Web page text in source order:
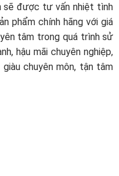
sẽ được tư vấn nhiệt tình
phẩm chính hãng với giá
tâm trong quá trình sử
hậu mãi chuyên nghiệp,
chuyên môn, tận tâm